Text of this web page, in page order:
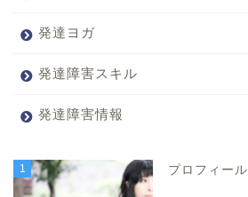
発達ヨガ
発達障害スキル
発達障害情報
1 プロフィール